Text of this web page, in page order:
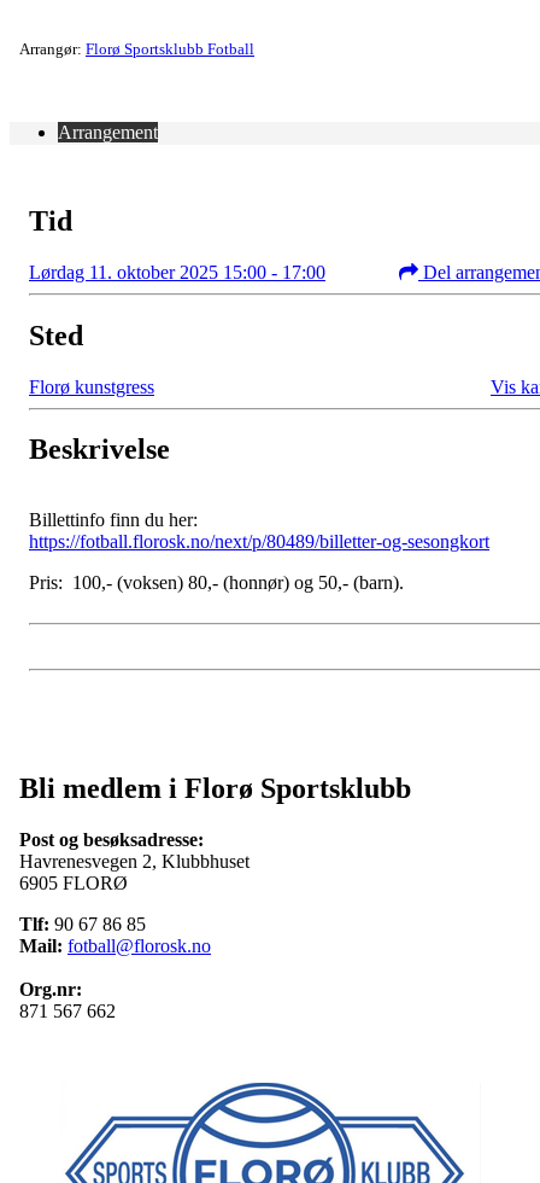
Arrangør: Florø Sportsklubb Fotball
Arrangement
Tid
Lørdag 11. oktober 2025 15:00 - 17:00 Del
Sted
Florø kunstgress Vis
Beskrivelse
Billettinfo finn du her:
https://fotball.florosk.no/next/p/80489/billetter-og-sesongkort
Pris: 100,- (voksen) 80,- (honnør) og 50,- (barn).
Bli medlem i Florø Sportsklubb
Post og besøksadresse:
Havrenesvegen 2, Klubbhuset
6905 FLORØ
Tlf: 90 67 86 85
Mail: fotball@florosk.no
Org.nr:
871 567 662